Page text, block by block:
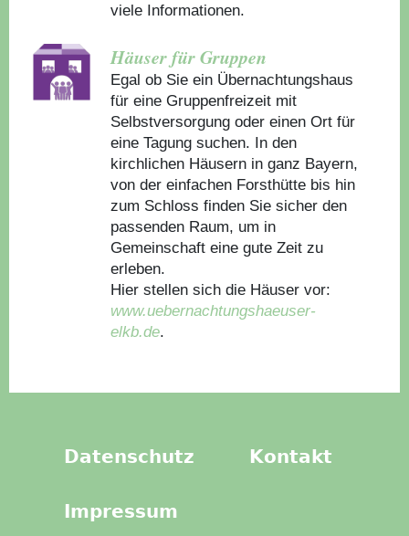
viele Informationen.
Häuser für Gruppen
Egal ob Sie ein Übernachtungshaus
für eine Gruppenfreizeit mit
Selbstversorgung oder einen Ort für
eine Tagung suchen. In den
kirchlichen Häusern in ganz Bayern,
von der einfachen Forsthütte bis hin
zum Schloss finden Sie sicher den
passenden Raum, um in
Gemeinschaft eine gute Zeit zu
erleben.
Hier stellen sich die Häuser vor:
www.uebernachtungshaeuser-
elkb.de.
Datenschutz Kontakt
Impressum